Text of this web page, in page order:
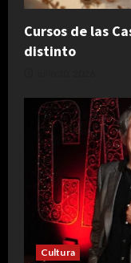
Cursos de las
distinto
Cultura